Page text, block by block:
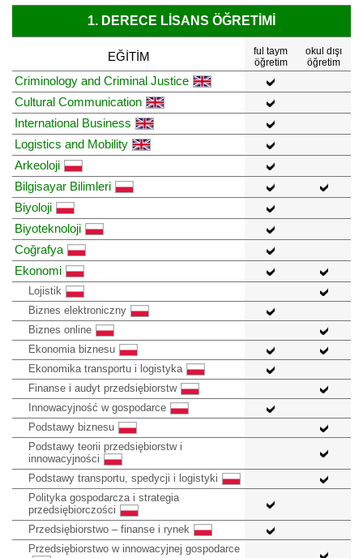
1. DERECE LISANS ÖĞRETIMI
EĞITIM
ful taym
öğretim
okul dışı
öğretim
Criminology and Criminal Justice
Cultural Communication
International Business
Logistics and Mobility
Arkeoloji
Bilgisayar Bilimleri
Biyoloji
Biyoteknoloji
Coğrafya
Ekonomi
Lojistik
Biznes elektroniczny
Biznes online
Ekonomia biznesu
Ekonomika transportu i logistyka
Finanse i audyt przedsiębiorstw
Innowacyjność w gospodarce
Podstawy biznesu
Podstawy teorii przedsiębiorstw i
innowacyjności
Podstawy transportu, spedycji i logistyki
Polityka gospodarcza i strategia
przedsiębiorczości
Przedsiębiorstwo – finanse i rynek
Przedsiębiorstwo w innowacyjnej gospodarce